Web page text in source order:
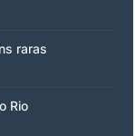
raras
Rio